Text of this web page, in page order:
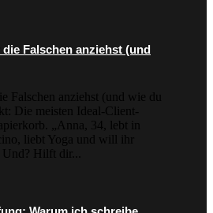
Falschen anziehst (und
Falschen anziehst (und wie du
Die meisten Ideal-Client-
„Anna, 34, lebt in
liebt Yoga und will ihr
Hilft dir...